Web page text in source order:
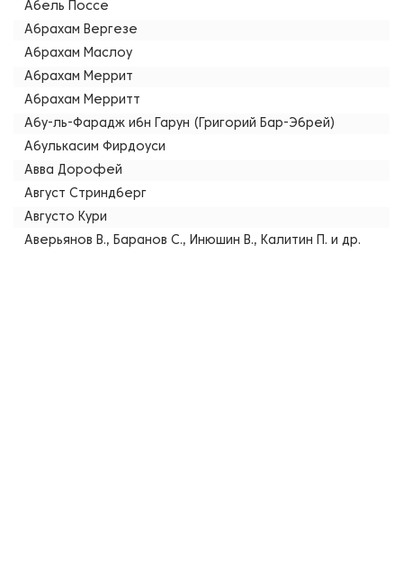
Абель Поссе
Абрахам Вергезе
Абрахам Маслоу
Абрахам Меррит
Абрахам Мерритт
Абу-ль-Фарадж ибн Гарун (Григорий Бар-Эбрей)
Абулькасим Фирдоуси
Авва Дорофей
Август Стриндберг
Августо Кури
Аверьянов В., Баранов С., Инюшин В., Калитин П. и др.